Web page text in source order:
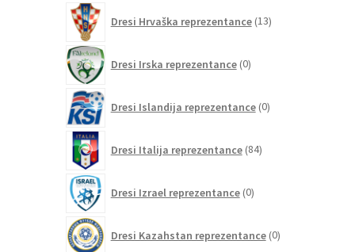
Dresi Hrvaška reprezentance 13izdelkov
Dresi Irska reprezentance 0izdelkov
Dresi Islandija reprezentance 0izdelkov
Dresi Italija reprezentance 84izdelkov
Dresi Izrael reprezentance 0izdelkov
Dresi Kazahstan reprezentance 0izdelkov